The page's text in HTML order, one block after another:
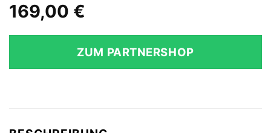
169,00 €
ZUM PARTNERSHOP